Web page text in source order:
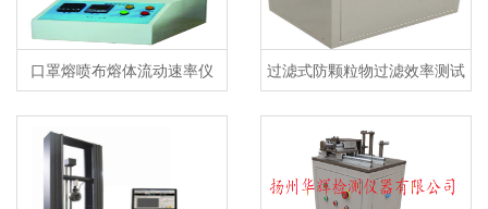
口罩熔喷布熔体流动速率仪 过滤式防颗粒物过滤效率测试
仪及自动滤料测试台